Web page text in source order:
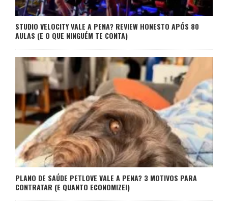
STUDIO VELOCITY VALE A PENA? REVIEW HONESTO APÓS 80
AULAS (E O QUE NINGUÉM TE CONTA)
PLANO DE SAÚDE PETLOVE VALE A PENA? 3 MOTIVOS PARA
CONTRATAR (E QUANTO ECONOMIZEI)